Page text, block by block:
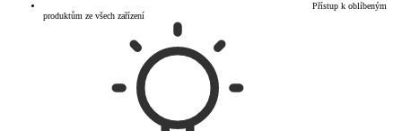
Přístup k oblíbeným
produktům ze všech zařízení